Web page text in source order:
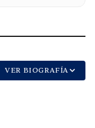
VER BIOGRAFÍA